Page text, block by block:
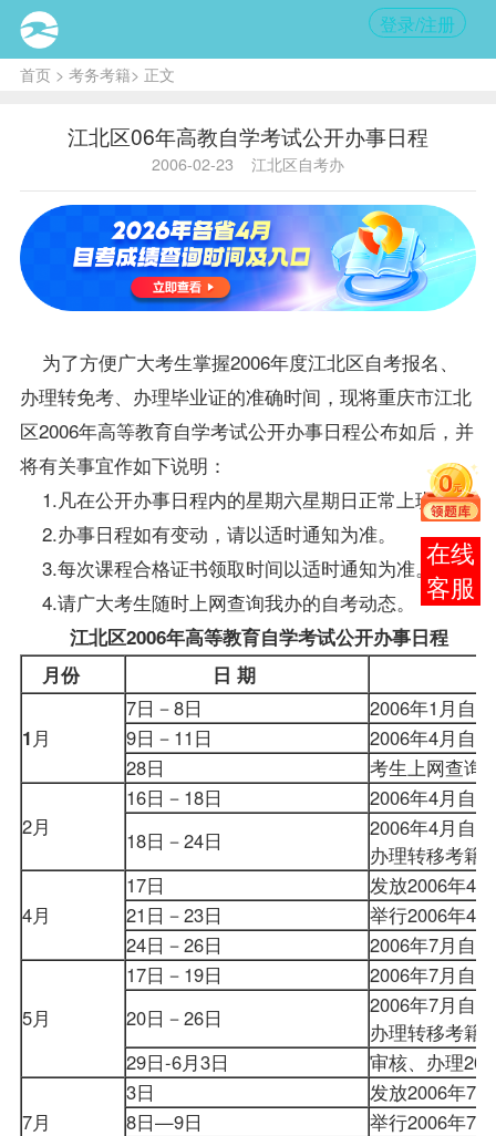
登录/注册
首页> 考务考籍> 正文
江北区06年高教自学考试公开办事日程
2006-02-23 江北区自考办
为了方便广大考生掌握2006年度江北区自考报名、
办理转免考、办理毕业证的准确时间，现将重庆市江北
区2006年高等教育自学考试公开办事日程公布如后，并
将有关事宜作如下说明：
1.凡在公开办事日程内的星期六星期日正常上班。
2.办事日程如有变动，请以适时通知为准。
3.每次课程合格证书领取时间以适时通知为准。
4.请广大考生随时上网查询我办的自考动态。
江北区2006年高等教育自学考试公开办事日程
月份
日 期
1 月
7日－8日
2006年1月
9日－11日
2006年4月自
28日
考生上网查询
2月
16日－18日
2006年4月自
18日－24日
2006年4月自
办理转移考籍
4月
17日
发放2006年4
21日－23日
举行2006年
24日－26日
2006年7月
5月
17日－19日
2006年7月自
20日－26日
2006年7月自
办理转移考籍
29日-6月3日
审核、办理
7月
3日
发放2006年7
8日—9日
举行2006年
报考
咨询